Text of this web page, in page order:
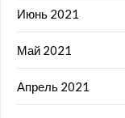
Июнь 2021
Май 2021
Апрель 2021